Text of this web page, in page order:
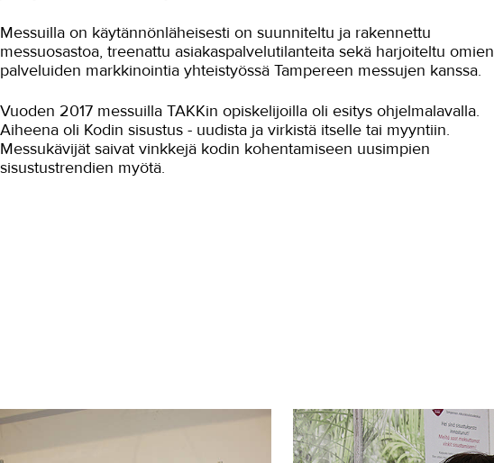
Messuilla on käytännönläheisesti on suunniteltu ja rakennettu
messuosastoa, treenattu asiakaspalvelutilanteita sekä harjoiteltu omien
palveluiden markkinointia yhteistyössä Tampereen messujen kanssa.
Vuoden 2017 messuilla TAKKin opiskelijoilla oli esitys ohjelmalavalla.
Aiheena oli Kodin sisustus - uudista ja virkistä itselle tai myyntiin.
Messukävijät saivat vinkkejä kodin kohentamiseen uusimpien
sisustustrendien myötä.